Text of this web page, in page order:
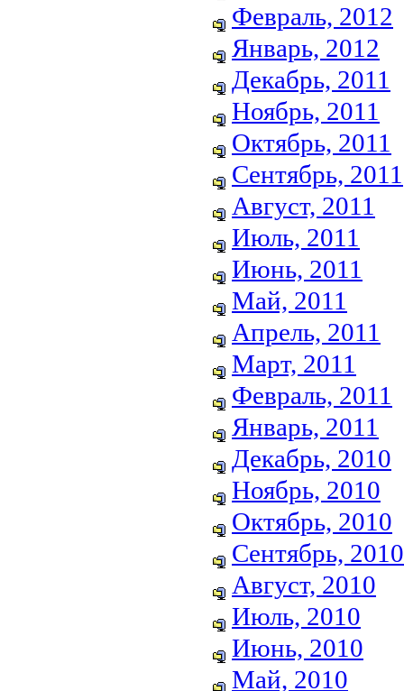
Февраль, 2012
Январь, 2012
Декабрь, 2011
Ноябрь, 2011
Октябрь, 2011
Сентябрь, 2011
Август, 2011
Июль, 2011
Июнь, 2011
Май, 2011
Апрель, 2011
Март, 2011
Февраль, 2011
Январь, 2011
Декабрь, 2010
Ноябрь, 2010
Октябрь, 2010
Сентябрь, 2010
Август, 2010
Июль, 2010
Июнь, 2010
Май, 2010